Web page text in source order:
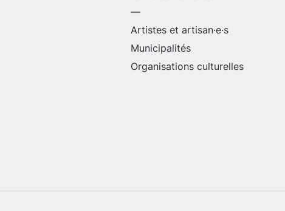
—
Artistes et artisan·e·s
Municipalités
Organisations culturelles